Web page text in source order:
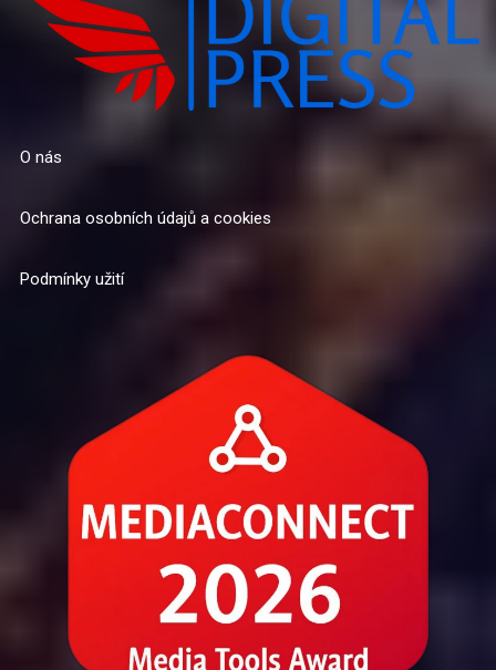
O nás
Ochrana osobních údajů a cookies
Podmínky užití